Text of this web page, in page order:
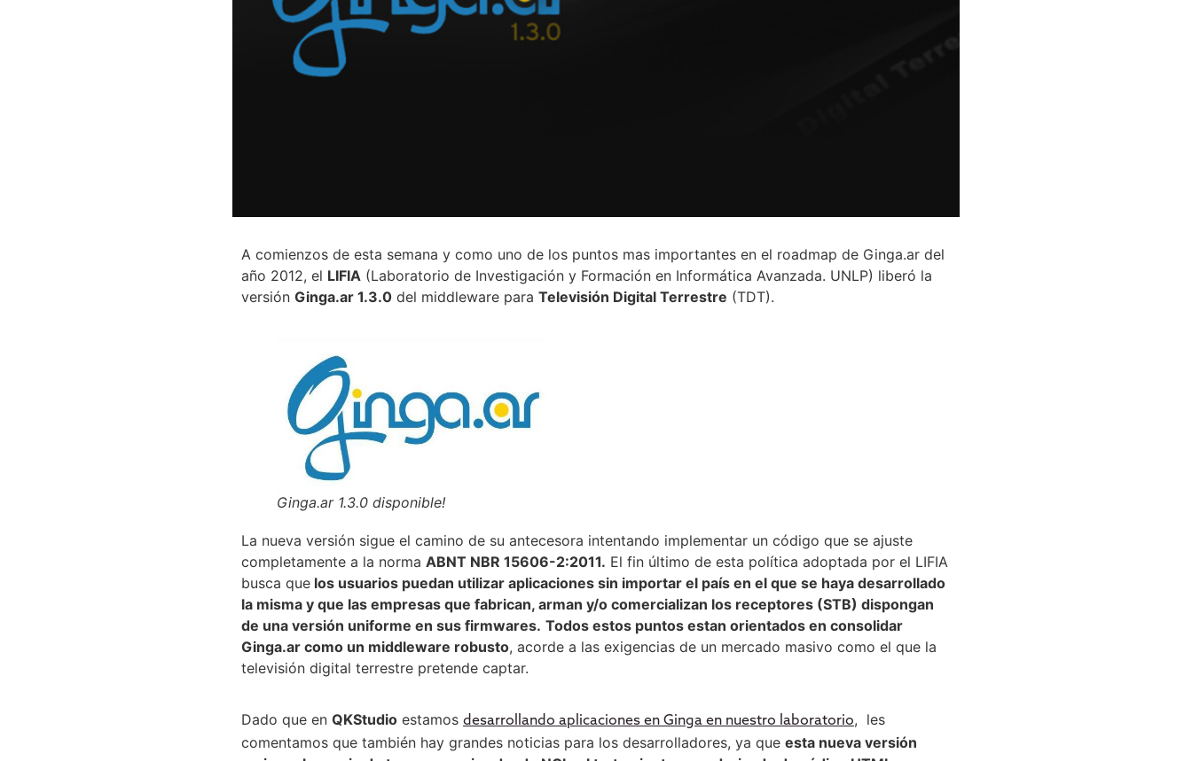
A comienzos de esta semana y como uno de los puntos mas importantes en el roadmap de Ginga.ar del
año 2012, el LIFIA (Laboratorio de Investigación y Formación en Informática Avanzada. UNLP) liberó la
versión Ginga.ar 1.3.0 del middleware para Televisión Digital Terrestre (TDT).
Ginga.ar 1.3.0 disponible!
La nueva versión sigue el camino de su antecesora intentando implementar un código que se ajuste
completamente a la norma ABNT NBR 15606-2:2011. El fin último de esta política adoptada por el LIFIA
busca que los usuarios puedan utilizar aplicaciones sin importar el país en el que se haya desarrollado
la misma y que las empresas que fabrican, arman y/o comercializan los receptores (STB) dispongan
de una versión uniforme en sus firmwares. Todos estos puntos estan orientados en consolidar
Ginga.ar como un middleware robusto, acorde a las exigencias de un mercado masivo como el que la
televisión digital terrestre pretende captar.
Dado que en QKStudio estamos desarrollando aplicaciones en Ginga en nuestro laboratorio, les
comentamos que también hay grandes noticias para los desarrolladores, ya que esta nueva versión